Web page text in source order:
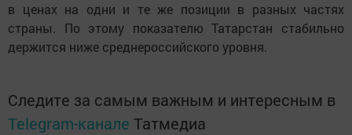
в ценах на одни и те же позиции в разных частях
страны. По этому показателю Татарстан стабильно
держится ниже среднероссийского уровня.
Следите за самым важным и интересным в
Telegram-канале Татмедиа